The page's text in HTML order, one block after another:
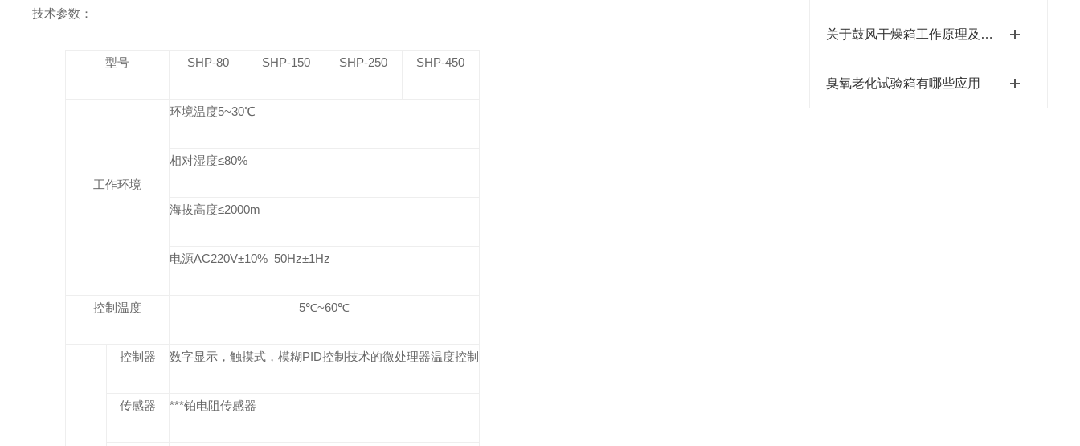
关于鼓风干燥箱工作原理及使用注意事项
臭氧老化试验箱有哪些应用
技术参数：
型号 SHP-80 SHP-150 SHP-250 SHP-450
工作环境
环境温度5~30℃
相对湿度≤80%
海拔高度≤2000m
电源AC220V±10% 50Hz±1Hz
控制温度 5℃~60℃
控制器 数字显示，触摸式，模糊PID控制技术的微处理器温度控制
传感器 ***铂电阻传感器